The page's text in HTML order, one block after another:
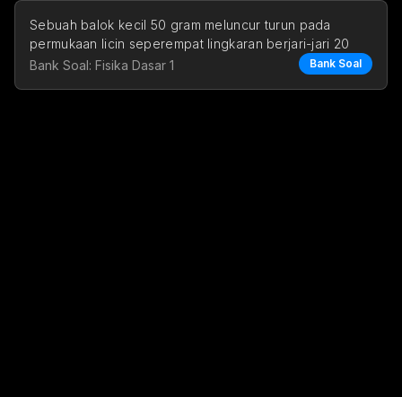
Sebuah balok kecil 50 gram meluncur turun pada
Bank Soal: Fisika Dasar 1
Bank Soal